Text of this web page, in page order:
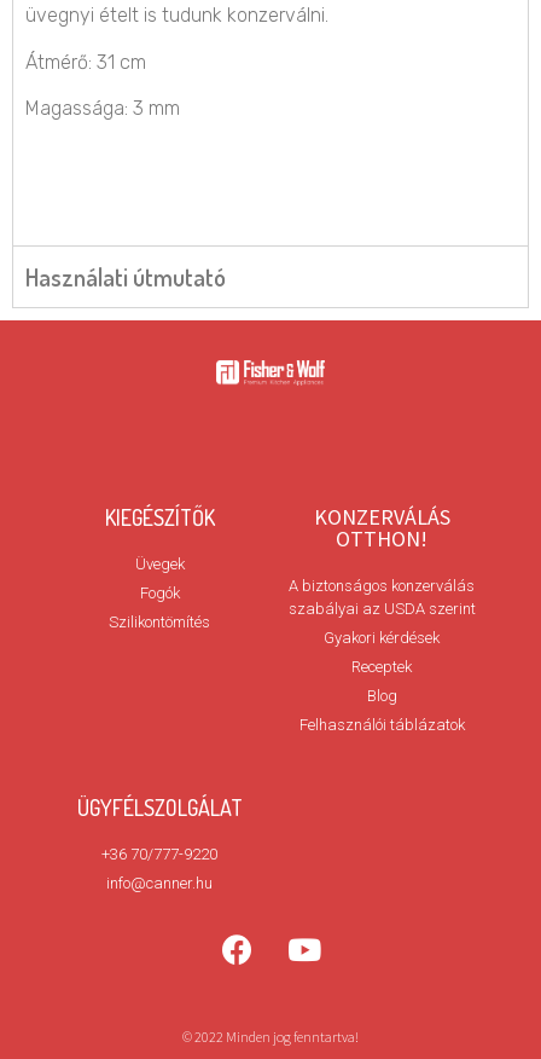
üvegnyi ételt is tudunk konzerválni.
Átmérő: 31 cm
Magassága: 3 mm
Használati útmutató
KIEGÉSZÍTŐK
Üvegek
Fogók
Szilikontömítés
KONZERVÁLÁS
OTTHON!
A biztonságos konzerválás
szabályai az USDA szerint
Gyakori kérdések
Receptek
Blog
Felhasználói táblázatok
ÜGYFÉLSZOLGÁLAT
+36 70/777-9220
info@canner.hu
© 2022 Minden jog fenntartva!